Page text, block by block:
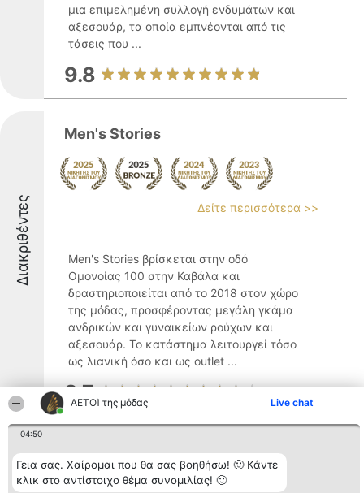
ΑΕΤΟΊ της μόδας Live chat
04:50
Γεια σας. Χαίρομαι που θα σας βοηθήσω! 🙂 Κάντε
κλικ στο αντίστοιχο θέμα συνομιλίας! 🙂
μια επιμελημένη συλλογή ενδυμάτων και
αξεσουάρ, τα οποία εμπνέονται από τις
τάσεις που ...
9.8
Διακριθέντες
Men's Stories
Δείτε περισσότερα >>
Men's Stories βρίσκεται στην οδό
Ομονοίας 100 στην Καβάλα και
δραστηριοποιείται από το 2018 στον χώρο
της μόδας, προσφέροντας μεγάλη γκάμα
ανδρικών και γυναικείων ρούχων και
αξεσουάρ. Το κατάστημα λειτουργεί τόσο
ως λιανική όσο και ως outlet ...
8.7
Πικολινο